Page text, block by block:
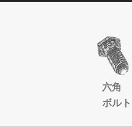
六角
ボルト